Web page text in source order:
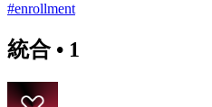
#enrollment
統合• 1